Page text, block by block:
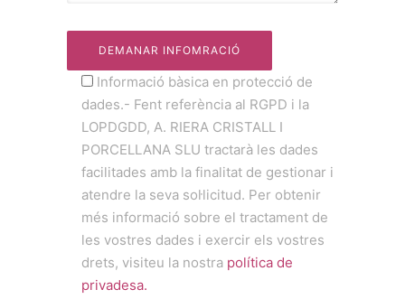
Informació bàsica en protecció de
dades.- Fent referència al RGPD i la
LOPDGDD, A. RIERA CRISTALL I
PORCELLANA SLU tractarà les dades
facilitades amb la finalitat de gestionar i
atendre la seva sol·licitud. Per obtenir
més informació sobre el tractament de
les vostres dades i exercir els vostres
drets, visiteu la nostra política de
privadesa.